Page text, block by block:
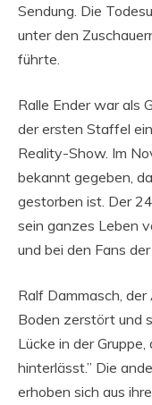
Sendung. Die
unter den
führte.
Ralle Ender war als
der ersten Staffel
Reality-Show. Im
bekannt gegeben,
gestorben ist. Der
sein ganzes Leben
und bei den Fans
Ralf Dammasch,
Boden zerstört und
Lücke in der
hinterlässt.” Die
erhoben sich aus